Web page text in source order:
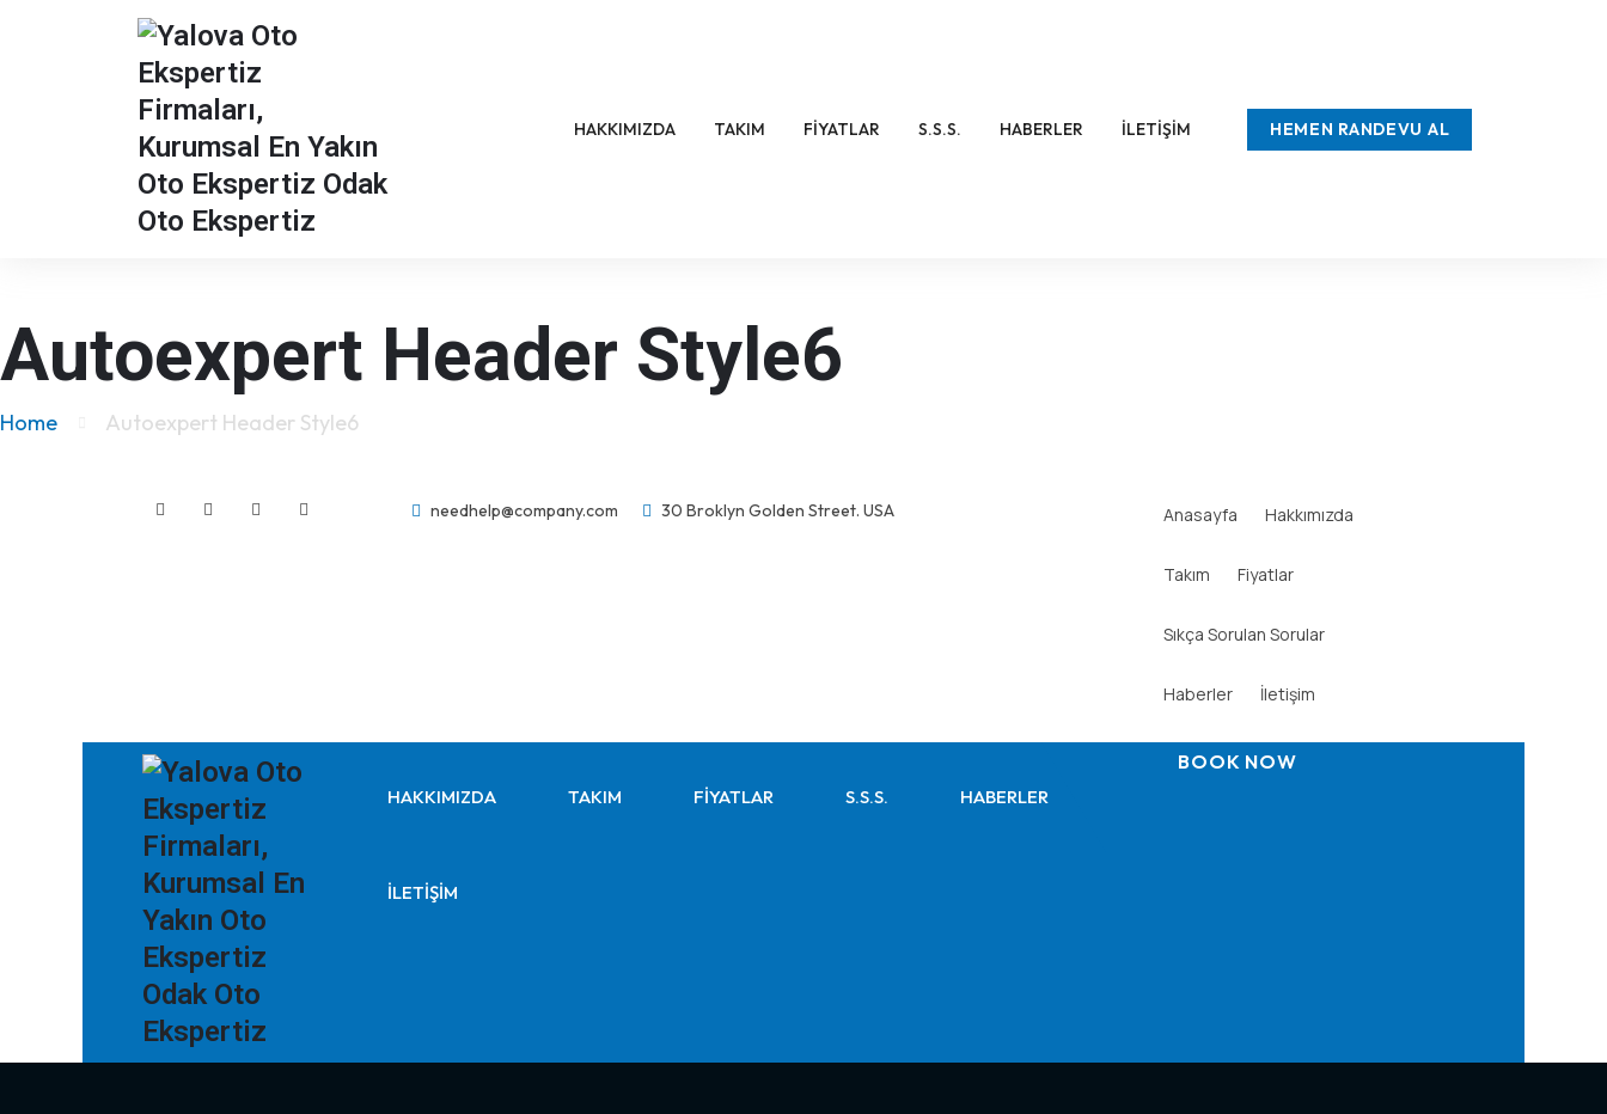
HAKKIMIZDA TAKIM FIYATLAR S.S.S. HABERLER İLETIŞIM HEMEN RANDEVU AL
Autoexpert Header Style6
Home Autoexpert Header Style6
needhelp@company.com 30 Broklyn Golden Street. USA Anasayfa Hakkımızda
Takım Fiyatlar
Sıkça Sorulan Sorular
Haberler İletişim
HAKKIMIZDA TAKIM FIYATLAR S.S.S. HABERLER
İLETIŞIM
BOOK NOW